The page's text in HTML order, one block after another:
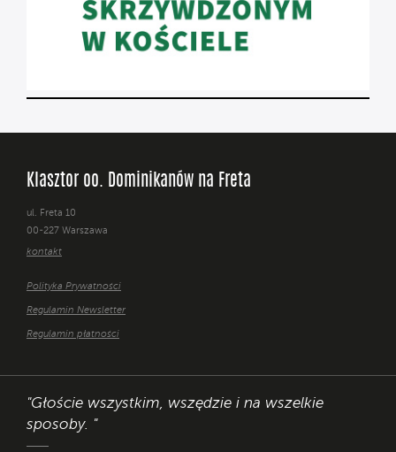
Klasztor oo. Dominikanów na Freta
ul. Freta 10
00-227 Warszawa
kontakt
Polityka Prywatności
Regulamin Newsletter
Regulamin płatności
"Głoście wszystkim, wszędzie i na wszelkie
sposoby. "